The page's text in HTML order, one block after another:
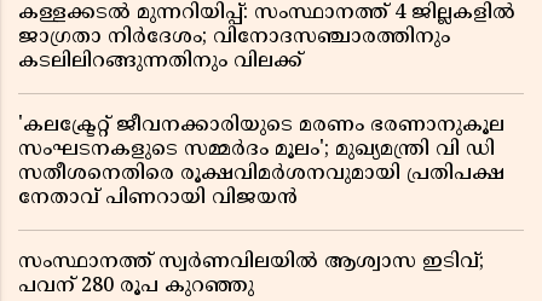
കള്ളക്കടൽ മുന്നറിയിപ്പ്: സംസ്ഥാനത്ത് 4 ജില്ലകളിൽ
ജാഗ്രതാ നിർദേശം; വിനോദസഞ്ചാരത്തിനും
കടലിലിറങ്ങുന്നതിനും വിലക്ക്
'കലക്ട്രേറ്റ് ജീവനക്കാരിയുടെ മരണം ഭരണാനുകൂല
സംഘടനകളുടെ സമ്മർദം മൂലം'; മുഖ്യമന്ത്രി വി ഡി
സതീശനെതിരെ രൂക്ഷവിമർശനവുമായി പ്രതിപക്ഷ
നേതാവ് പിണറായി വിജയൻ
സംസ്ഥാനത്ത് സ്വര്‍ണവിലയില്‍ ആശ്വാസ ഇടിവ്;
പവന് 280 രൂപ കുറഞ്ഞു